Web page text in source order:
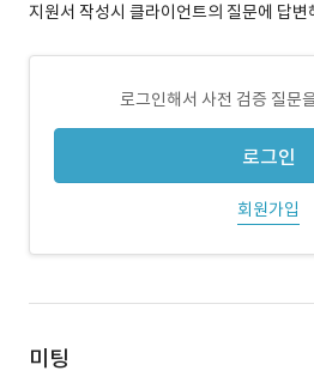
지원서 작성시 클라이언트의 질문에 답변
로그인해서 사전 검증 질문
로그인
회원가입
미팅